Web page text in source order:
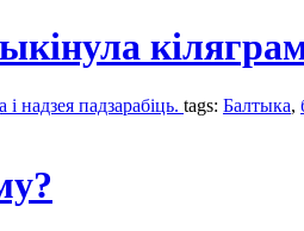
надзея падзарабіць. tags: Балтыка,